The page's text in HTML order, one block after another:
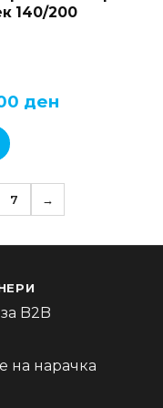
140/200
ден
7 →
B2B
на нарачка